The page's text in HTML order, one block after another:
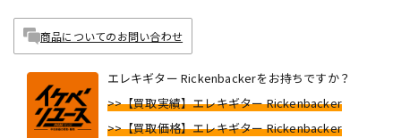
商品についてのお問い合わせ
エレキギター Rickenbackerをお持ちですか？
>>【買取実績】エレキギター Rickenbacker
>>【買取価格】エレキギター Rickenbacker